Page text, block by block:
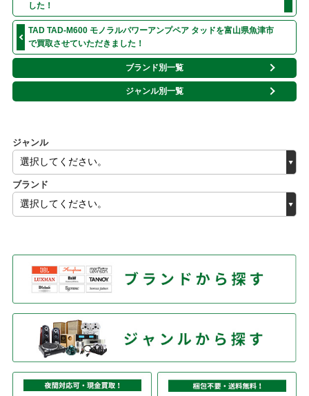
ジャンル
ブランド
した！
TAD TAD-M600 モノラルパワーアンプペア タッドを富山県魚津市
で買取させていただきました！
ブランド別一覧
ジャンル別一覧